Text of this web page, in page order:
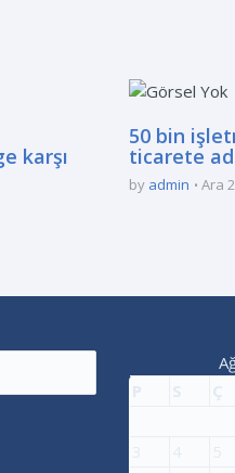
karşı
50 bin
ticarete
by admin Ara
P
S Ç
3
4 5